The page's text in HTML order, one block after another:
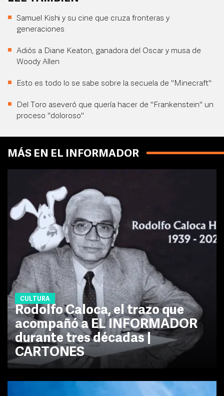
Samuel Kishi y su cine que cruza fronteras y
generaciones
Adiós a Diane Keaton, ganadora del Oscar y musa de
Woody Allen
Esto es todo lo se sabe sobre la secuela de "Minecraft"
Del Toro aseveró que quería hacer de "Frankenstein" un
proceso "doloroso"
MÁS EN EL INFORMADOR
CULTURA
Rodolfo Caloca, el trazo que
acompañó a EL INFORMADOR
durante tres décadas |
CARTONES